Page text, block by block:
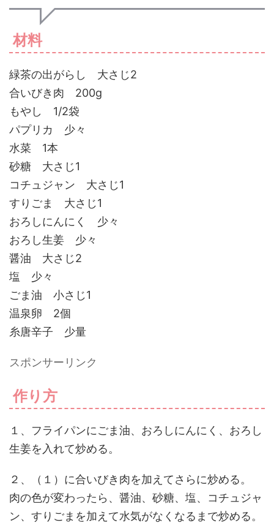
材料
緑茶の出がらし 大さじ2
合いびき肉 200g
もやし 1/2袋
パプリカ 少々
水菜 1本
砂糖 大さじ1
コチュジャン 大さじ1
すりごま 大さじ1
おろしにんにく 少々
おろし生姜 少々
醤油 大さじ2
塩 少々
ごま油 小さじ1
温泉卵 2個
糸唐辛子 少量
スポンサーリンク
作り方
１、フライパンにごま油、おろしにんにく、おろし
生姜を入れて炒める。
２、（１）に合いびき肉を加えてさらに炒める。
肉の色が変わったら、醤油、砂糖、塩、コチュジャ
ン、すりごまを加えて水気がなくなるまで炒める。